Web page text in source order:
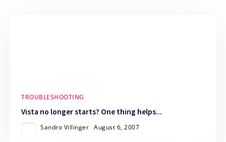
TROUBLESHOOTING
Vista no longer starts? One thing helps...
Sandro Villinger August 6, 2007